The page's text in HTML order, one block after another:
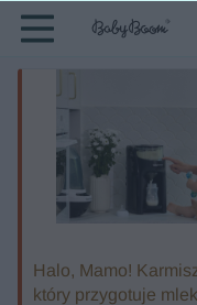
Halo, Mamo!
który przygotuje